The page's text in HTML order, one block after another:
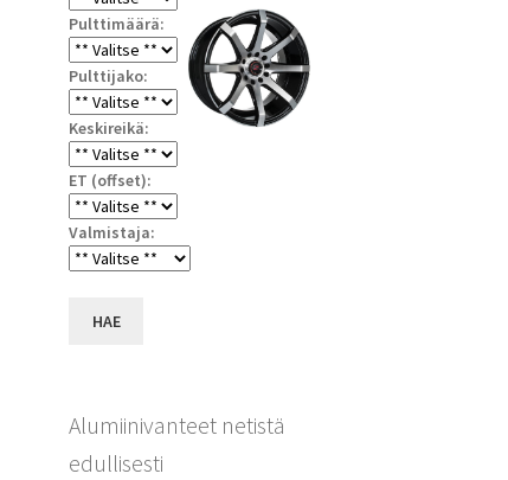
Pulttimäärä:
Pulttijako:
Keskireikä:
ET (offset):
Valmistaja:
HAE
Alumiinivanteet netistä
edullisesti